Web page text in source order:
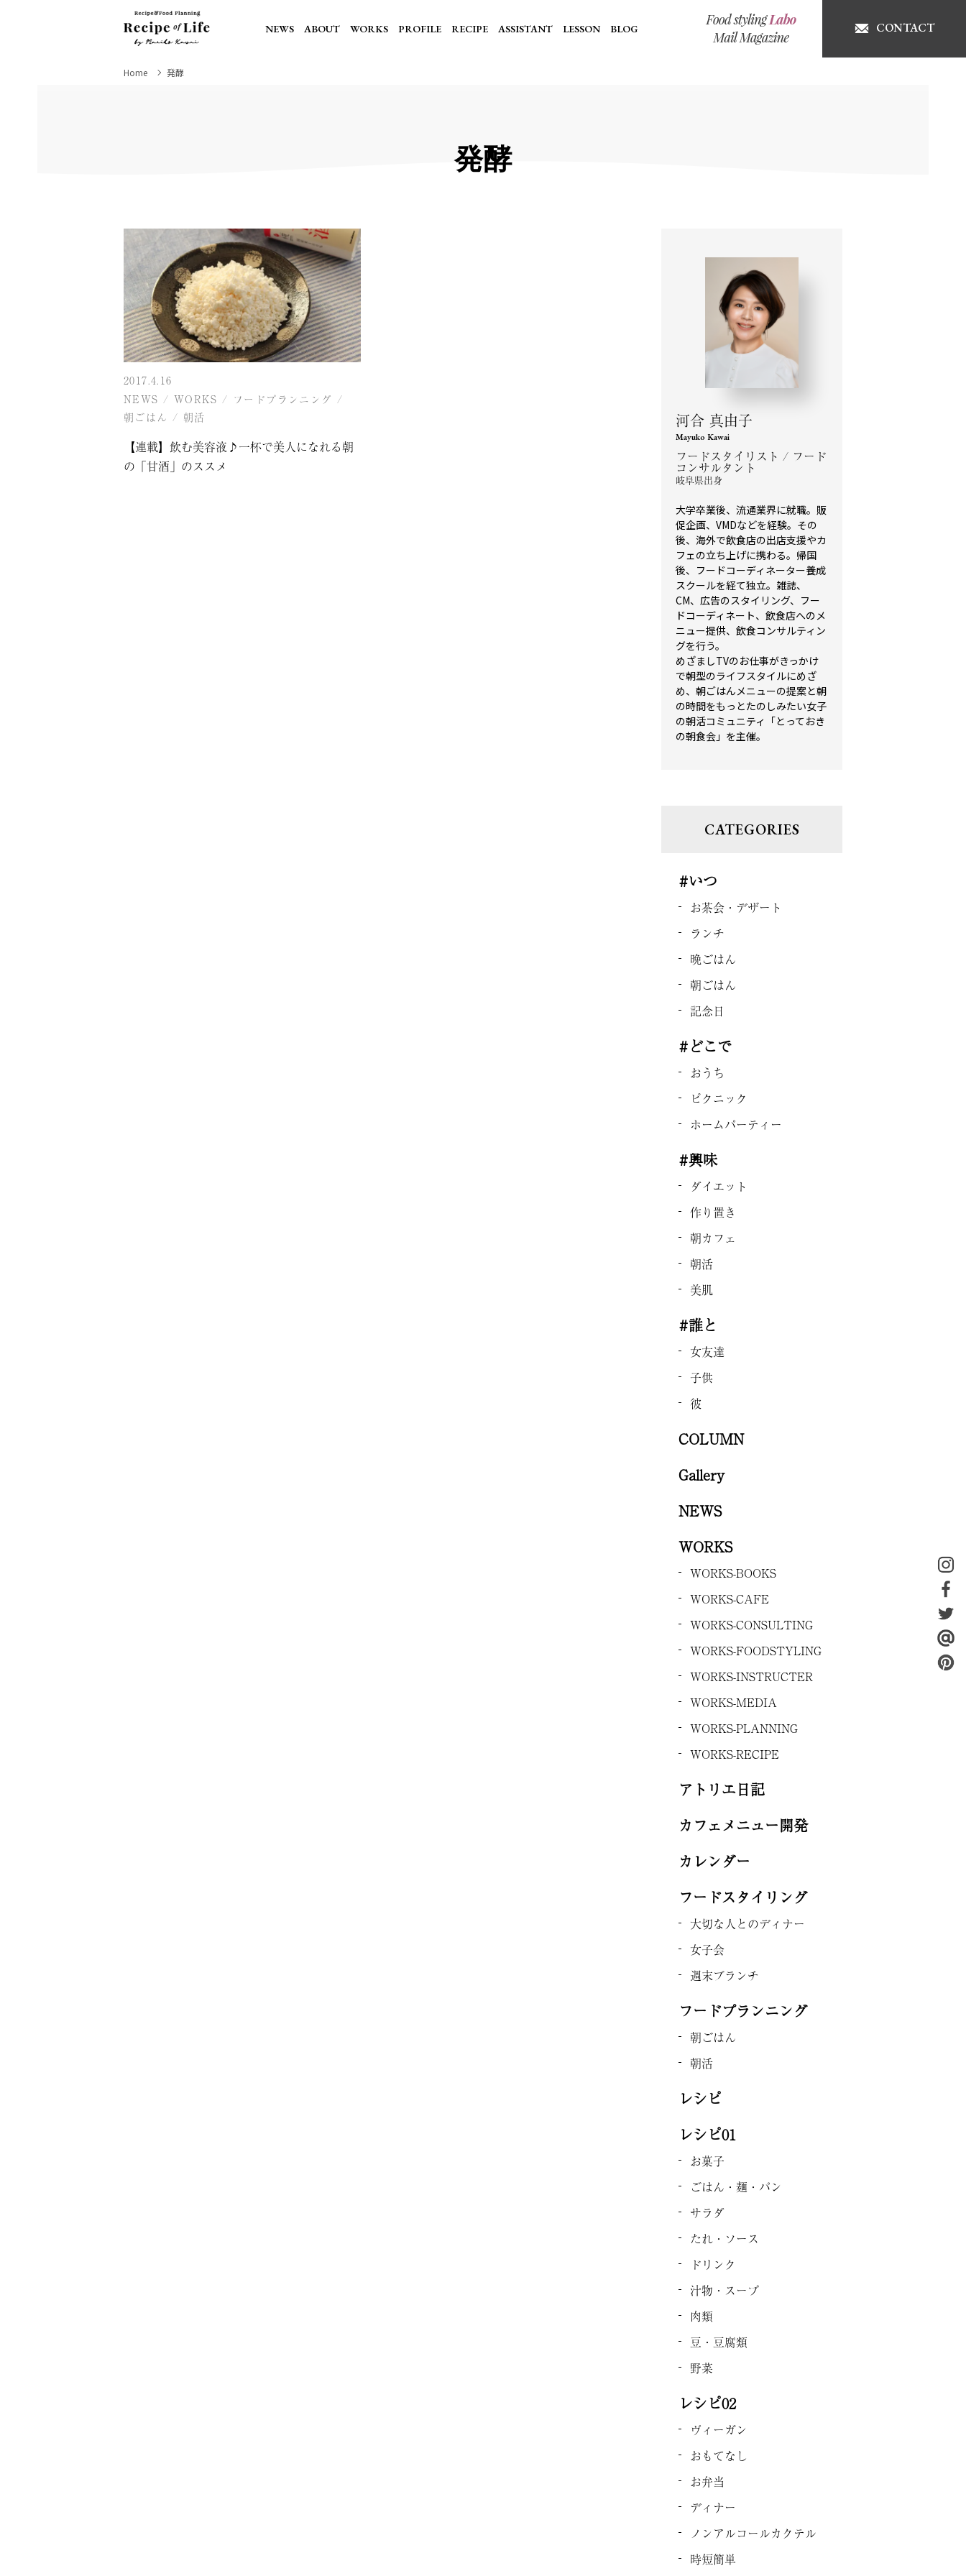
NEWS ABOUT WORKS PROFILE RECIPE ASSISTANT LESSON BLOG CONTACT
Home 発酵
発酵
2017.4.16
NEWS / WORKS / フードプランニング /
朝ごはん / 朝活
【連載】飲む美容液♪一杯で美人になれる朝
の「甘酒」のススメ
河合 真由子
Mayuko Kawai
フードスタイリスト / フード
コンサルタント
岐阜県出身
大学卒業後、流通業界に就職。販
促企画、VMDなどを経験。その
後、海外で飲食店の出店支援やカ
フェの立ち上げに携わる。帰国
後、フードコーディネーター養成
スクールを経て独立。雑誌、
CM、広告のスタイリング、フー
ドコーディネート、飲食店へのメ
ニュー提供、飲食コンサルティン
グを行う。
めざましTVのお仕事がきっかけ
で朝型のライフスタイルにめざ
め、朝ごはんメニューの提案と朝
の時間をもっとたのしみたい女子
の朝活コミュニティ「とっておき
の朝食会」を主催。
CATEGORIES
#いつ
お茶会・デザート
ランチ
晩ごはん
朝ごはん
記念日
#どこで
おうち
ピクニック
ホームパーティー
#興味
ダイエット
作り置き
朝カフェ
朝活
美肌
#誰と
女友達
子供
彼
COLUMN
Gallery
NEWS
WORKS
WORKS-BOOKS
WORKS-CAFE
WORKS-CONSULTING
WORKS-FOODSTYLING
WORKS-INSTRUCTER
WORKS-MEDIA
WORKS-PLANNING
WORKS-RECIPE
アトリエ日記
カフェメニュー開発
カレンダー
フードスタイリング
大切な人とのディナー
女子会
週末ブランチ
フードプランニング
朝ごはん
朝活
レシピ
レシピ01
お菓子
ごはん・麺・パン
サラダ
たれ・ソース
ドリンク
汁物・スープ
肉類
豆・豆腐類
野菜
レシピ02
ヴィーガン
おもてなし
お弁当
ディナー
ノンアルコールカクテル
時短簡単